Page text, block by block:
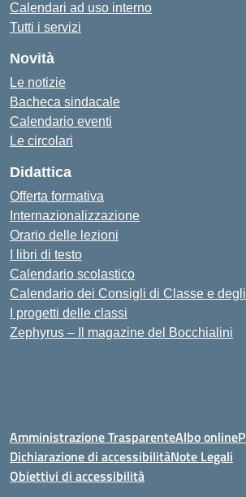
Calendari ad uso interno
Tutti i servizi
Novità
Le notizie
Bacheca sindacale
Calendario eventi
Le circolari
Didattica
Offerta formativa
Internazionalizzazione
Orario delle lezioni
I libri di testo
Calendario scolastico
Calendario dei Consigli di Classe e
I progetti delle classi
Zephyrus – Il magazine del Bocchialini
Amministrazione TrasparenteAlbo online
Dichiarazione di accessibilitàNote Legali
Obiettivi di accessibilità